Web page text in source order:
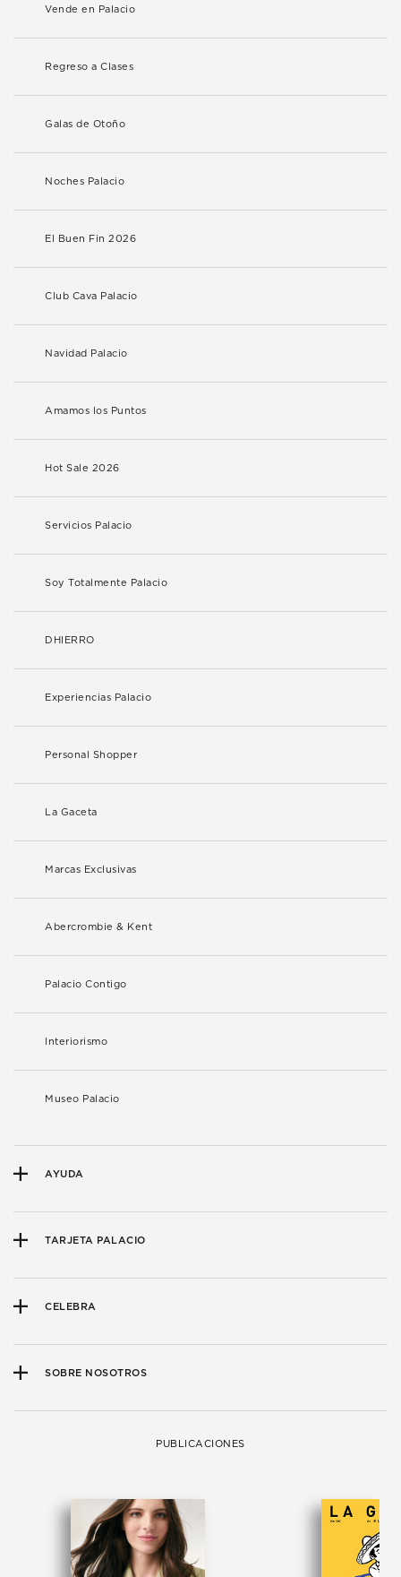
Vende en Palacio
Regreso a Clases
Galas de Otoño
Noches Palacio
El Buen Fin 2026
Club Cava Palacio
Navidad Palacio
Amamos los Puntos
Hot Sale 2026
Servicios Palacio
Soy Totalmente Palacio
DHIERRO
Experiencias Palacio
Personal Shopper
La Gaceta
Marcas Exclusivas
Abercrombie & Kent
Palacio Contigo
Interiorismo
Museo Palacio
AYUDA
TARJETA PALACIO
CELEBRA
SOBRE NOSOTROS
PUBLICACIONES